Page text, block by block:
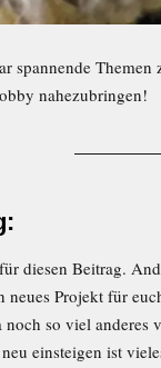
spannende
nahezubringen!
:
diesen Beitrag.
Projekt für
so viel anderes
einsteigen ist